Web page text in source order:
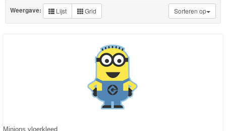
Schleich
Sorteren op
Weergave: Lijst Grid
Minions vloerkleed